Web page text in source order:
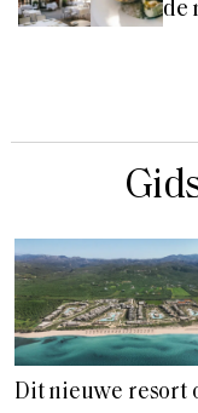
de
Dit nieuwe resort